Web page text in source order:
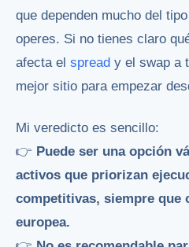
que dependen mucho del
operes. Si no tienes claro
afecta el spread y el swap a
mejor sitio para empezar
Mi veredicto es sencillo:
👉 Puede ser una opción
activos que priorizan
competitivas, siempre que
europea.